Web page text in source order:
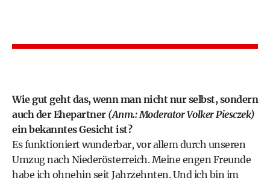
Wie gut geht das, wenn man nicht nur selbst, sondern
auch der Ehepartner (Anm.: Moderator Volker Piesczek)
ein bekanntes Gesicht ist?
Es funktioniert wunderbar, vor allem durch unseren
Umzug nach Niederösterreich. Meine engen Freunde
habe ich ohnehin seit Jahrzehnten. Und ich bin im